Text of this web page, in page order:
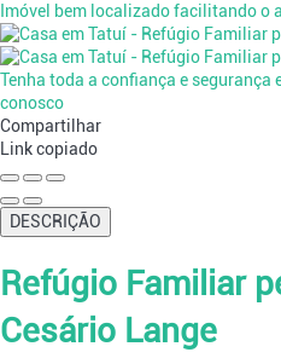
Imóvel bem localizado facilitando o
Tenha toda a confiança e segurança
conosco
Compartilhar
Link copiado
DESCRIÇÃO
Refúgio Familiar
Cesário Lange